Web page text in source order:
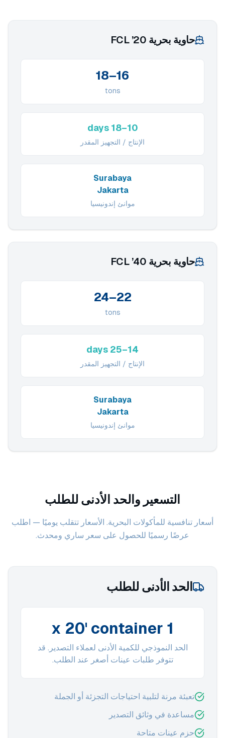
حاوية بحرية 20’ FCL
16–18
tons
10–18 days
الإنتاج / التجهيز المقدر
Surabaya
Jakarta
موانئ إندونيسيا
حاوية بحرية 40’ FCL
22–24
tons
14–25 days
الإنتاج / التجهيز المقدر
Surabaya
Jakarta
موانئ إندونيسيا
التسعير والحد الأدنى للطلب
أسعار تنافسية للمأكولات البحرية. الأسعار تتقلب يوميًا — اطلب
عرضًا رسميًا للحصول على سعر ساري ومحدث.
الحد الأدنى للطلب
1 x 20' container
الحد النموذجي للكمية الأدنى لعملاء التصدير. قد
تتوفر طلبات عينات أصغر عند الطلب.
تعبئة مرنة لتلبية احتياجات التجزئة أو الجملة
مساعدة في وثائق التصدير
حزم عينات متاحة